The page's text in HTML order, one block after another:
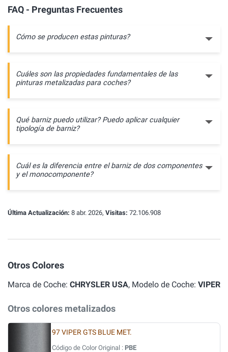
FAQ - Preguntas Frecuentes
Cómo se producen estas pinturas?
Cuáles son las propiedades fundamentales de las
pinturas metalizadas para coches?
Qué barniz puedo utilizar? Puedo aplicar cualquier
tipología de barniz?
Cuál es la diferencia entre el barniz de dos componentes
y el monocomponente?
Última Actualización: 8 abr. 2026, Visitas: 72.106.908
Otros Colores
Marca de Coche: CHRYSLER USA, Modelo de Coche: VIPER
Otros colores metalizados
97 VIPER GTS BLUE MET.
Código de Color Original : PBE